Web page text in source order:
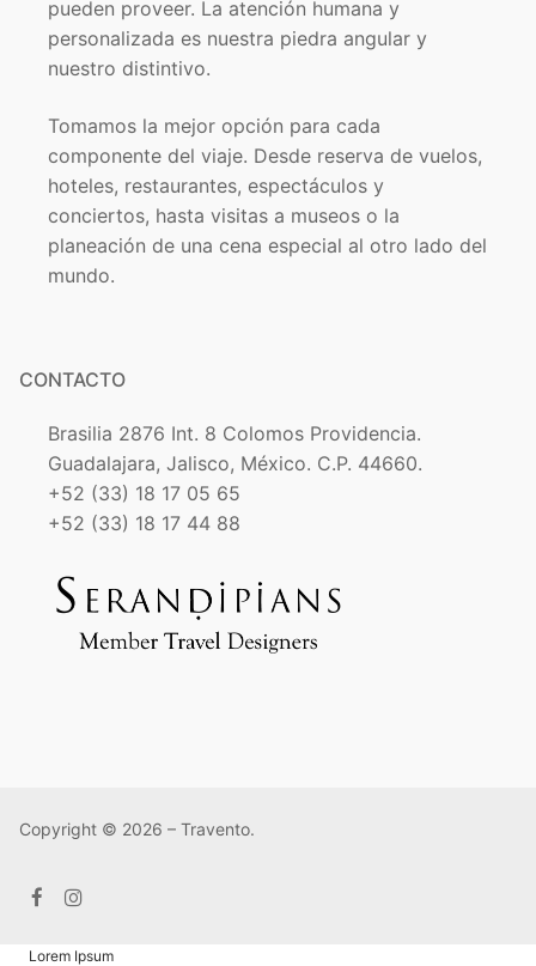
pueden proveer. La atención humana y
personalizada es nuestra piedra angular y
nuestro distintivo.
Tomamos la mejor opción para cada
componente del viaje. Desde reserva de vuelos,
hoteles, restaurantes, espectáculos y
conciertos, hasta visitas a museos o la
planeación de una cena especial al otro lado del
mundo.
CONTACTO
Brasilia 2876 Int. 8 Colomos Providencia.
Guadalajara, Jalisco, México. C.P. 44660.
+52 (33) 18 17 05 65
+52 (33) 18 17 44 88
Copyright © 2026 – Travento.
Lorem Ipsum